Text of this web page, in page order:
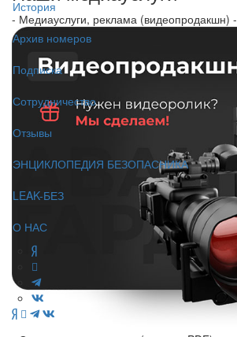
История
Архив номеров
Подписка
Сотрудничество
Отзывы
ЭНЦИКЛОПЕДИЯ БЕЗОПАСНИКА
LEAK-БЕЗ
О НАС
- Медиауслуги, реклама (видеопродакшн) -